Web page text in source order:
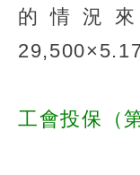
的情況
工會投保（